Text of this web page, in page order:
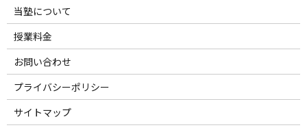
当塾について
授業料金
お問い合わせ
プライバシーポリシー
サイトマップ